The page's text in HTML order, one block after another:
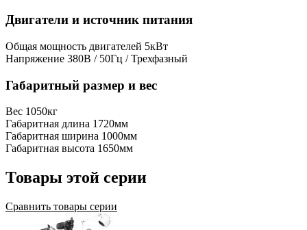
Двигатели и источник питания
Общая мощность двигателей 5кВт
Напряжение 380В / 50Гц / Трехфазный
Габаритный размер и вес
Вес 1050кг
Габаритная длина 1720мм
Габаритная ширина 1000мм
Габаритная высота 1650мм
Товары этой серии
Сравнить товары серии